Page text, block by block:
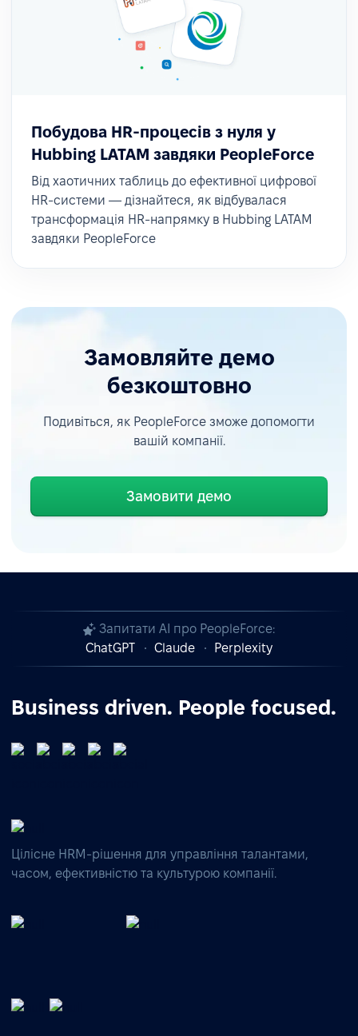
Побудова HR-процесів з нуля у
Hubbing LATAM завдяки PeopleForce
Від хаотичних таблиць до ефективної цифрової
HR-системи — дізнайтеся, як відбувалася
трансформація HR-напрямку в Hubbing LATAM
завдяки PeopleForce
Замовляйте демо
безкоштовно
Подивіться, як PeopleForce зможе допомогти
вашій компанії.
Замовити демо
Запитати AI про PeopleForce:
ChatGPT
Claude Perplexity
Business driven. People focused.
Цілісне HRM-рішення для управління талантами,
часом, ефективністю та культурою компанії.